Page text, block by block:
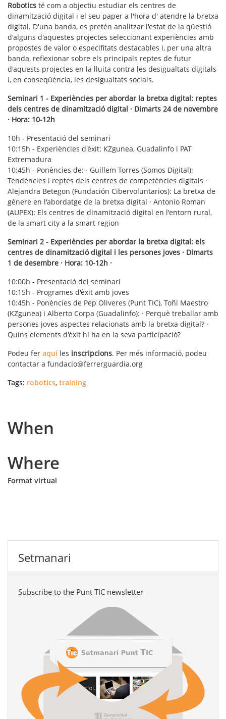
Robotics té com a objectiu estudiar els centres de
dinamització digital i el seu paper a l'hora d' atendre la bretxa
digital. D'una banda, es pretén analitzar l'estat de la qüestió
d'alguns d'aquestes projectes seleccionant experiències amb
propostes de valor o especifitats destacables i, per una altra
banda, reflexionar sobre els principals reptes de futur
d'aquests projectes en la lluita contra les desigualtats digitals
i, en conseqüència, les desigualtats socials.
Seminari 1 - Experiències per abordar la bretxa digital: reptes
dels centres de dinamització digital · Dimarts 24 de novembre
· Hora: 10-12h
10h - Presentació del seminari
10:15h - Experiències d'èxit: KZgunea, Guadalinfo i PAT
Extremadura
10:45h - Ponències de: · Guillem Torres (Somos Digital):
Tendències i reptes dels centres de competències digitals ·
Alejandra Betegon (Fundación Cibervoluntarios): La bretxa de
gènere en l'abordatge de la bretxa digital · Antonio Roman
(AUPEX): Els centres de dinamització digital en l'entorn rural,
de la smart city a la smart region
Seminari 2 - Experiències per abordar la bretxa digital: els
centres de dinamització digital i les persones joves · Dimarts
1 de desembre · Hora: 10-12h ·
10:00h - Presentació del seminari
10:15h - Programes d'èxit amb joves
10:45h - Ponències de Pep Oliveres (Punt TIC), Toñi Maestro
(KZgunea) i Alberto Corpa (Guadalinfo): · Perquè treballar amb
persones joves aspectes relacionats amb la bretxa digital? ·
Quins elements d'èxit hi ha en la seva participació?
Podeu fer aquí les inscripcions. Per més informació, podeu
contactar a fundacio@ferrerguardia.org
Tags: robotics, training
When
Where
Format virtual
Setmanari
Subscribe to the Punt TIC newsletter